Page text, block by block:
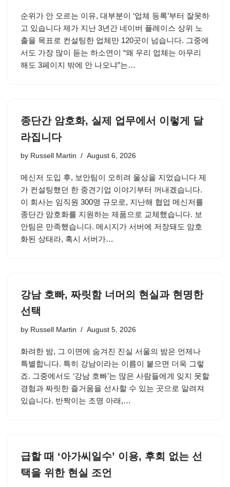
순위가 안 오르는 이유, 대부분이 ‘업체 등록’부터 잘못하
고 있습니다 제가 지난 3년간 네이버 플레이스 상위 노
출을 목표로 컨설팅한 업체만 120곳이 넘습니다. 그중에
서도 가장 많이 듣는 하소연이 “왜 우리 업체는 아무리
해도 3페이지 밖에 안 나오냐”는…
종단간 암호화, 실제 업무에서 이렇게 달
라집니다
by Russell Martin August 6, 2026
메신저 도입 후, 보안팀이 오히려 울상을 지었습니다 제
가 컨설팅했던 한 중견기업 이야기부터 꺼내겠습니다.
이 회사는 임직원 300명 규모로, 지난해 협업 메신저를
종단간 암호화를 지원하는 제품으로 교체했습니다. 보
안팀은 만족했습니다. 메시지가 서버에 저장돼도 암호
화된 상태라, 혹시 서버가…
강남 호빠, 짜릿함 너머의 현실과 현명한
선택
by Russell Martin August 5, 2026
화려한 밤, 그 이면에 숨겨진 진실 서울의 밤은 언제나
특별합니다. 특히 강남이라는 이름이 붙으면 더욱 그렇
죠. 그중에서도 ‘강남 호빠’는 많은 사람들에게 잊지 못할
경험과 짜릿한 즐거움을 선사할 수 있는 곳으로 알려져
있습니다. 반짝이는 조명 아래,…
급할 때 ‘아가씨일수’ 이용, 후회 없는 선
택을 위한 현실 조언